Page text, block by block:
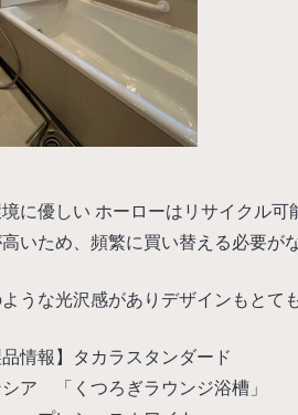
に優しい ホーローはリサイクル
いため、頻繁に買い替える必要が
うな光沢感がありデザインもとて
品情報】タカラスタンダード
シア 「くつろぎラウンジ浴槽」